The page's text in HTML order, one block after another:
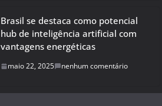
Brasil se destaca como potencial
hub de inteligência artificial com
vantagens energéticas
maio 22, 2025 nenhum comentário